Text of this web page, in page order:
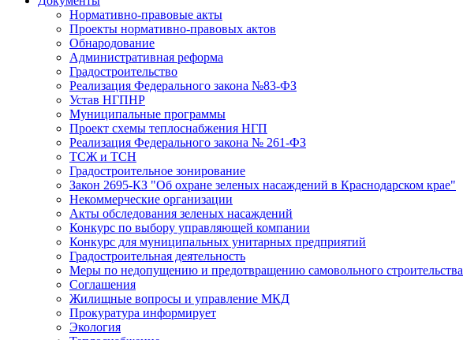
Нормативно-правовые акты
Проекты нормативно-правовых актов
Обнародование
Административная реформа
Градостроительство
Реализация Федерального закона №83-ФЗ
Устав НГПНР
Муниципальные программы
Проект схемы теплоснабжения НГП
Реализация Федерального закона № 261-ФЗ
ТСЖ и ТСН
Градостроительное зонирование
Закон 2695-КЗ "Об охране зеленых насаждений в Краснодарском крае"
Некоммерческие организации
Акты обследования зеленых насаждений
Конкурс по выбору управляющей компании
Конкурс для муниципальных унитарных предприятий
Градостроительная деятельность
Меры по недопущению и предотвращению самовольного строительства
Соглашения
Жилищные вопросы и управление МКД
Прокуратура информирует
Экология